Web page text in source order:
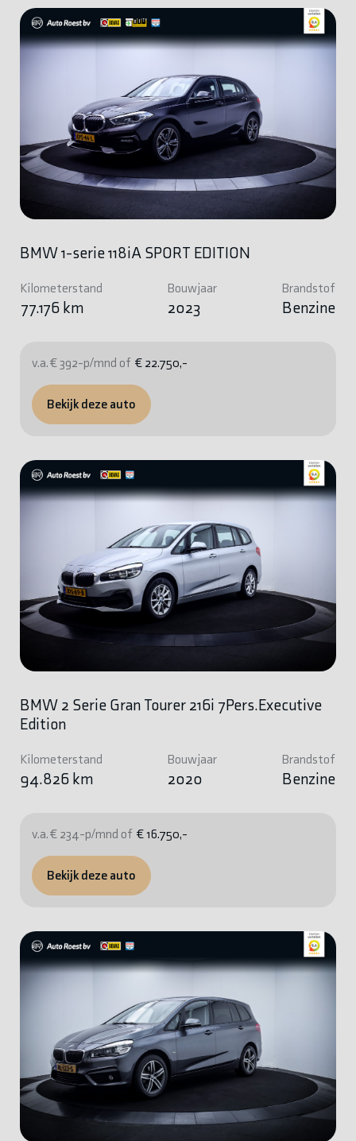
BMW 1-serie 118iA SPORT EDITION
Kilometerstand
77.176 km
Bouwjaar
2023
Brandstof
Benzine
v.a. € 392-p/mnd of € 22.750,-
Bekijk deze auto
BMW 2 Serie Gran Tourer 216i 7Pers.Executive
Edition
Kilometerstand
94.826 km
Bouwjaar
2020
Brandstof
Benzine
v.a. € 234-p/mnd of € 16.750,-
Bekijk deze auto